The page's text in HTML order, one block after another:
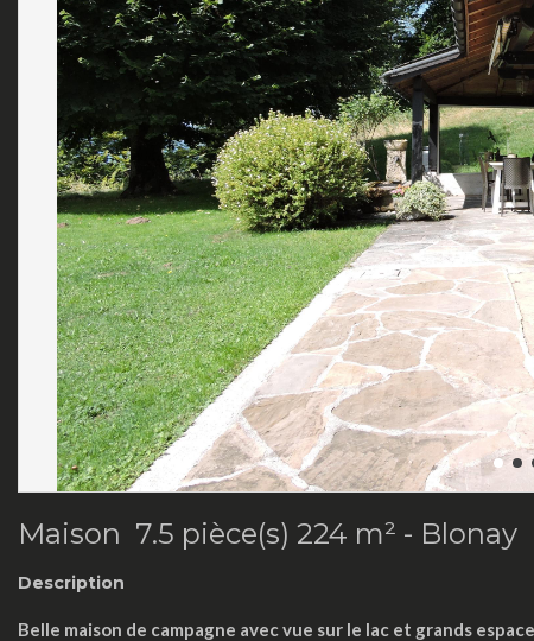
Maison 7.5 pièce(s) 224 m² - Blonay
Description
Belle maison de campagne avec vue sur le lac et grands